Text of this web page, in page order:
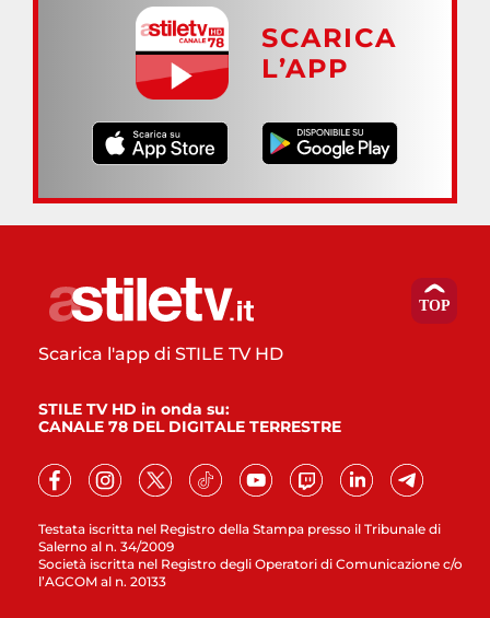
SCARICA
L’APP
Testata iscritta nel Registro della Stampa presso il Tribunale di
Salerno al n. 34/2009
Società iscritta nel Registro degli Operatori di Comunicazione c/o
l’AGCOM al n. 20133
Scarica l'app di STILE TV HD
STILE TV HD in onda su:
CANALE 78 DEL DIGITALE TERRESTRE